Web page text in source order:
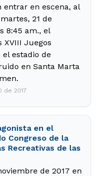
entrar en escena, al
21 de
8:45 am., el
XVIII Juegos
el estadio de
en Santa Marta
de 2017
en el
Congreso de la
Recreativas de las
de 2017 en